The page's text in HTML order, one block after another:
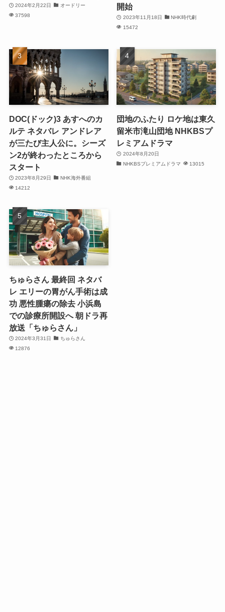
2024年2月22日
オードリー
37598
開始
2023年11月18日
NHK時代劇
15472
DOC(ドック)3 あすへのカ
ルテ ネタバレ アンドレア
が三たび主人公に。シーズ
ン2が終わったところから
スタート
2023年8月29日
NHK海外番組
14212
団地のふたり ロケ地は東久
留米市滝山団地 NHKBSプ
レミアムドラマ
2024年8月20日
NHKBSプレミアムドラマ
13015
ちゅらさん 最終回 ネタバ
レ エリーの胃がん手術は成
功 悪性腫瘍の除去 小浜島
での診療所開設へ 朝ドラ再
放送「ちゅらさん」
2024年3月31日
ちゅらさん
12876